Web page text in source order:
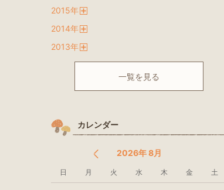
2015年
2014年
2013年
一覧を見る
カレンダー
2026年 8月
日 月 火 水 木 金 土